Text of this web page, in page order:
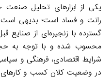
یکی از ابزارهای تحلیل
رانت و فساد است؛ بدیهی
گسترده با زنجیره‌ای از صنایع
محسوب شده و با توجه به
شرایط اقتصادی، فرهنگی و
در وضعیت کلان کسب و